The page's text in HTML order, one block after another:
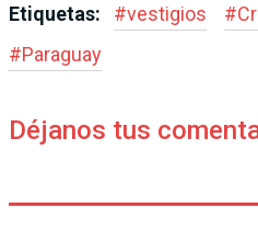
Etiquetas: #vestigios #
#Paraguay
Déjanos tus